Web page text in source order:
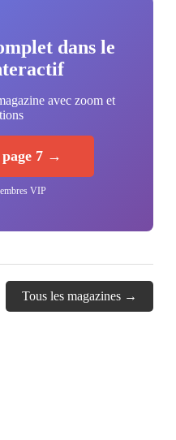
dans le
avec zoom et
7 →
VIP
Tous les magazines →